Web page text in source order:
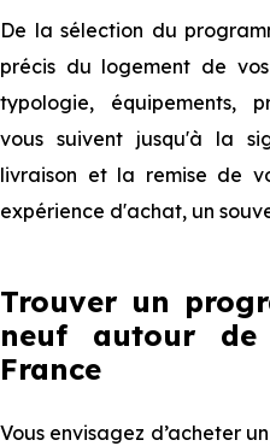
De la sélection du
précis du logement de
typologie, équipements,
vous suivent jusqu'à la
livraison et la remise de
expérience d'achat, un
Trouver un
neuf autour
France
Vous envisagez d’acheter